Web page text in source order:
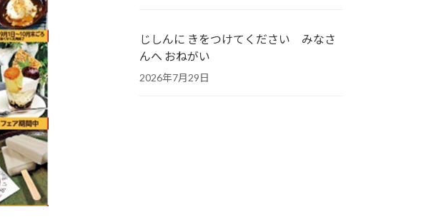
じしんに きをつけてください みなさ
んへ おねがい
2026年7月29日